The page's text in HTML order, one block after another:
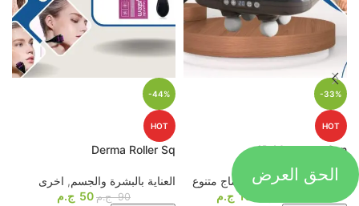
-33%
HOT
4D Massage Gun
أجهزة المساج, اجهزة مساج متنوع
1099 ج.م
-44%
HOT
Derma Roller Sq
العناية بالبشرة والجسم, اخرى
90 ج.م 50 ج.م
الحق العرض